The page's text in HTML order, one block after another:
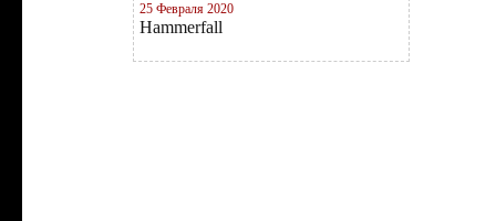
25 Февраля 2020
Hammerfall